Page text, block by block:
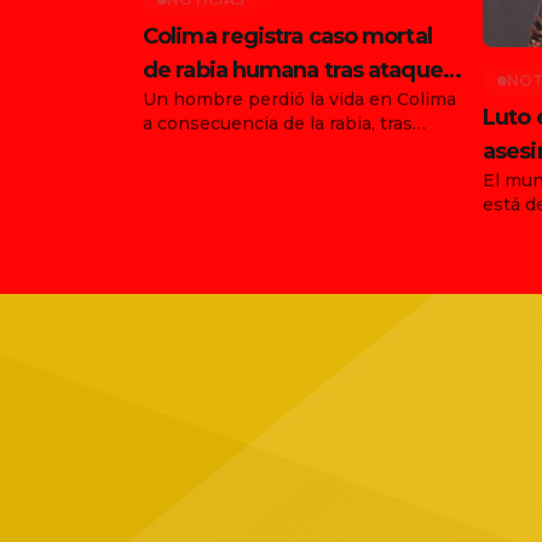
Colima registra caso mortal
de rabia humana tras ataque
de animal en Tonila
Un hombre perdió la vida en Colima
a consecuencia de la rabia, tras
informara la muerte de una joven en
Luto
El
está